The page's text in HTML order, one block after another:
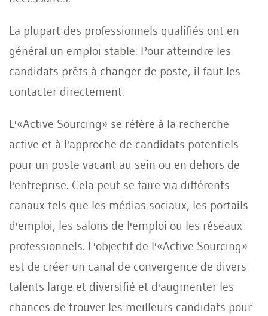
La plupart des professionnels qualifiés ont en
général un emploi stable. Pour atteindre les
candidats prêts à changer de poste, il faut les
contacter directement.
L'«Active Sourcing» se réfère à la recherche
active et à l'approche de candidats potentiels
pour un poste vacant au sein ou en dehors de
l'entreprise. Cela peut se faire via différents
canaux tels que les médias sociaux, les portails
d'emploi, les salons de l'emploi ou les réseaux
professionnels. L'objectif de l'«Active Sourcing»
est de créer un canal de convergence de divers
talents large et diversifié et d'augmenter les
chances de trouver les meilleurs candidats pour